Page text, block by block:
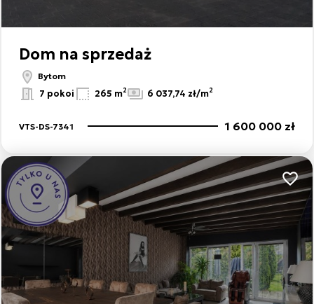
Dom na sprzedaż
Bytom
7 pokoi 265 m2 6 037,74 zł/m2
VTS-DS-7341 1 600 000 zł